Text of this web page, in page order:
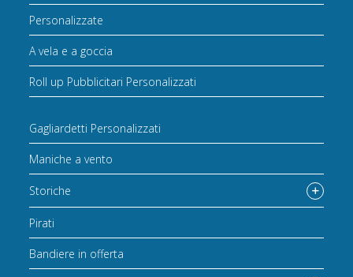
Personalizzate
A vela e a goccia
Roll up Pubblicitari Personalizzati
Gagliardetti Personalizzati
Maniche a vento
Storiche
Pirati
Bandiere in offerta